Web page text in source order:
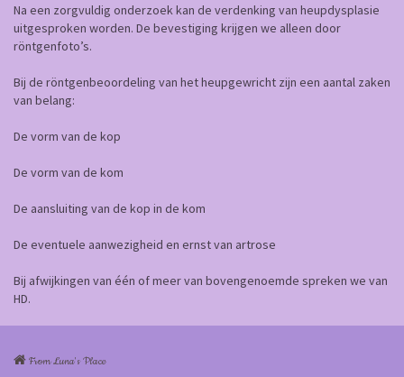
Na een zorgvuldig onderzoek kan de verdenking van heupdysplasie
uitgesproken worden. De bevestiging krijgen we alleen door
röntgenfoto’s.
Bij de röntgenbeoordeling van het heupgewricht zijn een aantal zaken
van belang:
De vorm van de kop
De vorm van de kom
De aansluiting van de kop in de kom
De eventuele aanwezigheid en ernst van artrose
Bij afwijkingen van één of meer van bovengenoemde spreken we van
HD.
From Luna's Place